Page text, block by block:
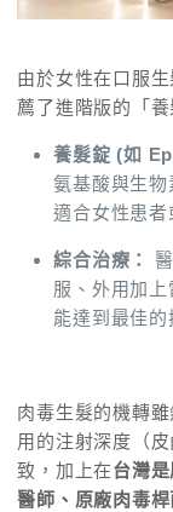
由於女性在口服
薦了進階版的「養
養髮錠 (如
氨基酸與生
適合女性患者
綜合治療：
服、外用加
能達到最佳的
肉毒生髮的機轉
用的注射深度（
致，加上在台灣
醫師、原廠肉毒